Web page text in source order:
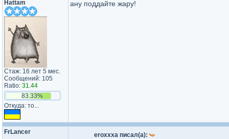
Hattam
Стаж: 16 лет 5 мес.
Сообщений: 105
Ratio: 31.44
83.33%
Откуда: то...
ану поддайте жару!
FrLancer eroxxxa писал(а):